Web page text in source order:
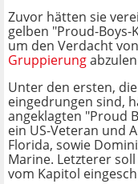
Zuvor hätten sie
gelben "Proud-Boys-
um den Verdacht
Gruppierung
Unter den ersten,
eingedrungen sind,
angeklagten "Proud
ein US-Veteran und
Florida, sowie
Marine. Letzterer
vom Kapitol